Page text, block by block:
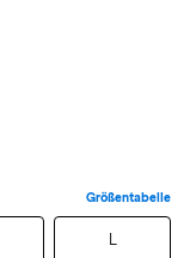
Größentabelle
L